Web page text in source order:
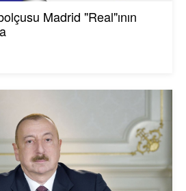
Madrid "Real"ının